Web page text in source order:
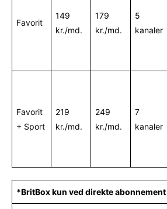
Favorit
149
kr./md.
179
kr./md.
5
kanaler
Favorit
+ Sport
219
kr./md.
249
kr./md.
7
kanaler
*BritBox kun ved direkte abonnement